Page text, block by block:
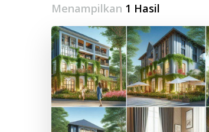
Menampilkan 1 Hasil